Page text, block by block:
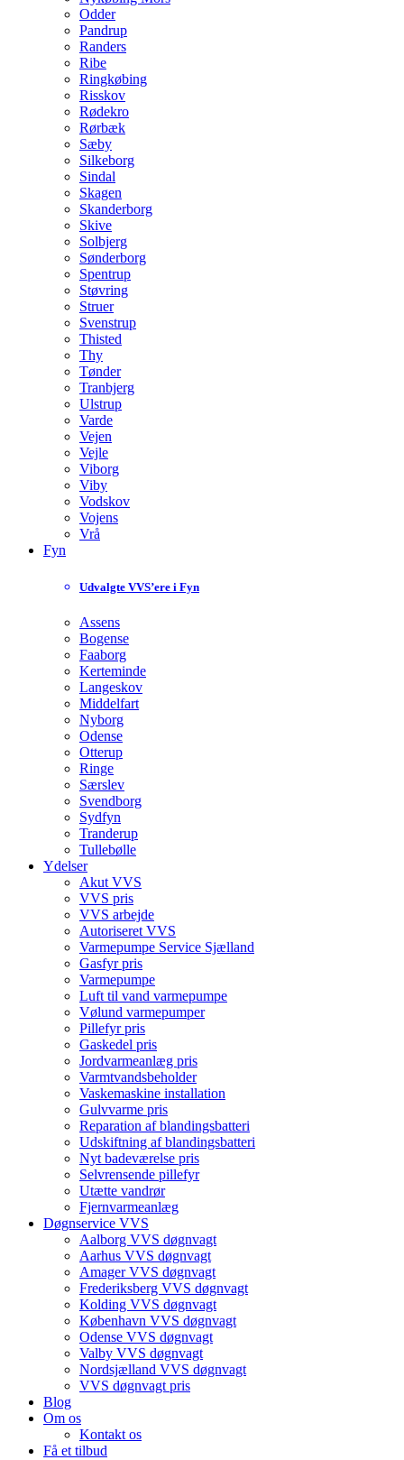
Odder
Pandrup
Randers
Ribe
Ringkøbing
Risskov
Rødekro
Rørbæk
Sæby
Silkeborg
Sindal
Skagen
Skanderborg
Skive
Solbjerg
Sønderborg
Spentrup
Støvring
Struer
Svenstrup
Thisted
Thy
Tønder
Tranbjerg
Ulstrup
Varde
Vejen
Vejle
Viborg
Viby
Vodskov
Vojens
Vrå
Fyn
Udvalgte VVS’ere i Fyn
Assens
Bogense
Faaborg
Kerteminde
Langeskov
Middelfart
Nyborg
Odense
Otterup
Ringe
Særslev
Svendborg
Sydfyn
Tranderup
Tullebølle
Ydelser
Akut VVS
VVS pris
VVS arbejde
Autoriseret VVS
Varmepumpe Service Sjælland
Gasfyr pris
Varmepumpe
Luft til vand varmepumpe
Vølund varmepumper
Pillefyr pris
Gaskedel pris
Jordvarmeanlæg pris
Varmtvandsbeholder
Vaskemaskine installation
Gulvvarme pris
Reparation af blandingsbatteri
Udskiftning af blandingsbatteri
Nyt badeværelse pris
Selvrensende pillefyr
Utætte vandrør
Fjernvarmeanlæg
Døgnservice VVS
Aalborg VVS døgnvagt
Aarhus VVS døgnvagt
Amager VVS døgnvagt
Frederiksberg VVS døgnvagt
Kolding VVS døgnvagt
København VVS døgnvagt
Odense VVS døgnvagt
Valby VVS døgnvagt
Nordsjælland VVS døgnvagt
VVS døgnvagt pris
Blog
Om os
Kontakt os
Få et tilbud